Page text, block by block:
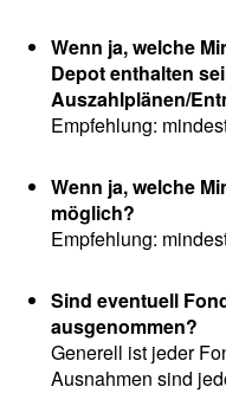
Wenn ja, welche
Depot enthalten
Auszahlplänen/
Empfehlung:
Wenn ja, welche
möglich?
Empfehlung:
Sind eventuell
ausgenommen?
Generell ist jeder
Ausnahmen sind